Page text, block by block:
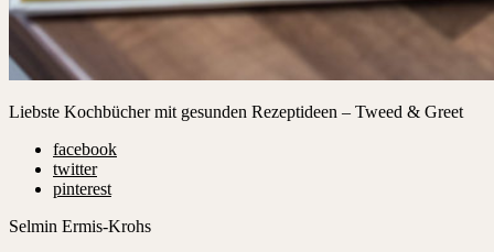
Liebste Kochbücher mit gesunden Rezeptideen – Tweed & Greet
facebook
twitter
pinterest
Selmin Ermis-Krohs